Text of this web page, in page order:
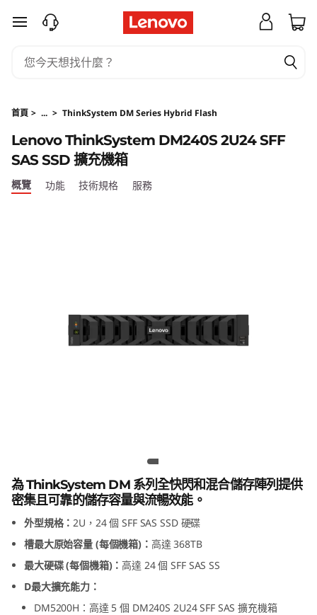
T
n
k
S
y
0
S
2
U
2
跳至主要內容
首頁 > ... > ThinkSystem DM Series Hybrid Flash
SFF SAS SSD 擴充機箱
Lenovo ThinkSystem DM240S 2U24 SFF
SAS SSD 擴充機箱
概覽 功能 技術規格 服務
為 ThinkSystem DM 系列全快閃和混合儲存陣列提供
密集且可靠的儲存容量與流暢效能。
外型規格：2U，24 個 SFF SAS SSD 硬碟
槽最大原始容量 (每個機箱)： 高達 368TB
最大硬碟 (每個機箱)：高達 24 個 SFF SAS SS
D最大擴充能力：
DM5200H：高達 5 個 DM240S 2U24 SFF SAS 擴充機箱